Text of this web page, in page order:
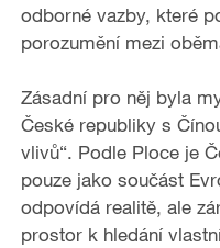
y
i
d
e
odborné vazby, které
porozumění mezi
Zásadní pro něj byla
České republiky s
vlivů“. Podle Ploce je
pouze jako součást
odpovídá realitě, ale
prostor k hledání